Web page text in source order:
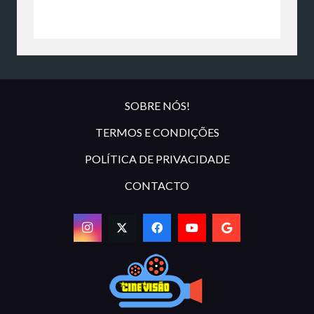
SOBRE NÓS!
TERMOS E CONDIÇÕES
POLÍTICA DE PRIVACIDADE
CONTACTO